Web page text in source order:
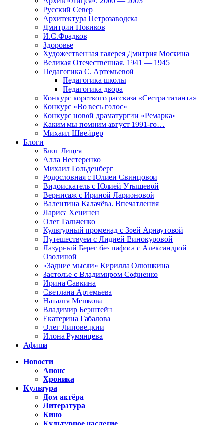
Русский Север
Архитектура Петрозаводска
Дмитрий Новиков
И.С.Фрадков
Здоровье
Художественная галерея Дмитрия Москина
Великая Отечественная. 1941 — 1945
Педагогика С. Артемьевой
Педагогика школы
Педагогика двора
Конкурс короткого рассказа «Сестра таланта»
Конкурс «Во весь голос»
Конкурс новой драматургии «Ремарка»
Каким мы помним август 1991-го…
Михаил Швейцер
Блоги
Блог Лицея
Алла Нестеренко
Михаил Гольденберг
Родословная с Юлией Свинцовой
Видоискатель с Юлией Утышевой
Вернисаж с Ириной Ларионовой
Валентина Калачёва. Впечатления
Лариса Хенинен
Олег Гальченко
Культурный променад с Зоей Арнаутовой
Путешествуем с Лидией Винокуровой
Лазурный Берег без пафоса с Александрой
Озолиной
«Задние мысли» Кирилла Олюшкина
Застолье с Владимиром Софиенко
Ирина Савкина
Светлана Артемьева
Наталья Мешкова
Владимир Берштейн
Екатерина Габалова
Олег Липовецкий
Илона Румянцева
Афиша
Новости
Анонс
Хроника
Культура
Дом актёра
Литература
Кино